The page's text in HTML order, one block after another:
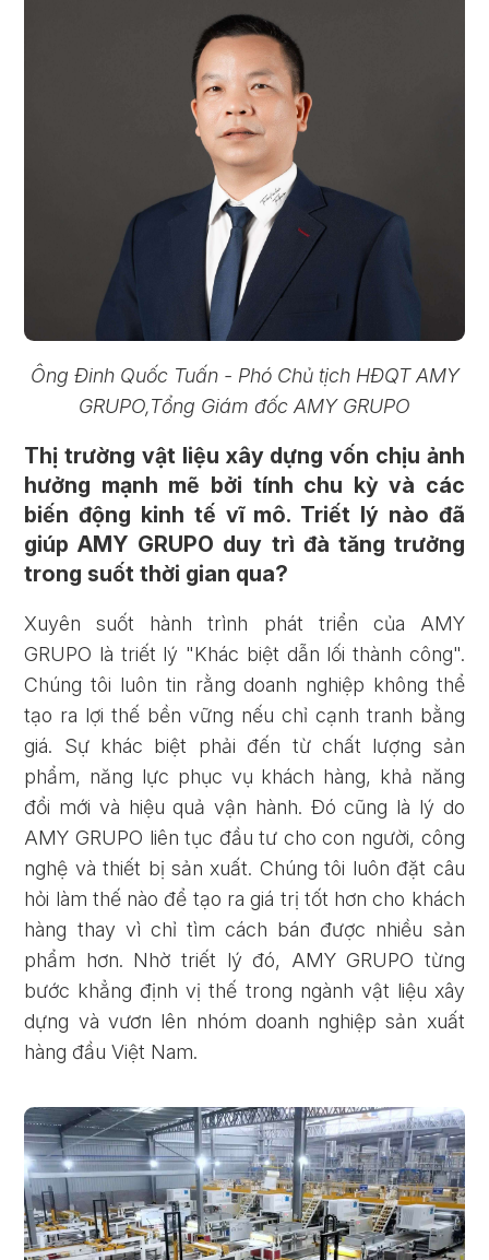
Ông Đinh Quốc Tuấn - Phó Chủ tịch HĐQT AMY
GRUPO,Tổng Giám đốc AMY GRUPO
Thị trường vật liệu xây dựng vốn chịu ảnh
hưởng mạnh mẽ bởi tính chu kỳ và các
biến động kinh tế vĩ mô. Triết lý nào đã
giúp AMY GRUPO duy trì đà tăng trưởng
trong suốt thời gian qua?
Xuyên suốt hành trình phát triển của AMY
GRUPO là triết lý "Khác biệt dẫn lối thành công".
Chúng tôi luôn tin rằng doanh nghiệp không thể
tạo ra lợi thế bền vững nếu chỉ cạnh tranh bằng
giá. Sự khác biệt phải đến từ chất lượng sản
phẩm, năng lực phục vụ khách hàng, khả năng
đổi mới và hiệu quả vận hành. Đó cũng là lý do
AMY GRUPO liên tục đầu tư cho con người, công
nghệ và thiết bị sản xuất. Chúng tôi luôn đặt câu
hỏi làm thế nào để tạo ra giá trị tốt hơn cho khách
hàng thay vì chỉ tìm cách bán được nhiều sản
phẩm hơn. Nhờ triết lý đó, AMY GRUPO từng
bước khẳng định vị thế trong ngành vật liệu xây
dựng và vươn lên nhóm doanh nghiệp sản xuất
hàng đầu Việt Nam.